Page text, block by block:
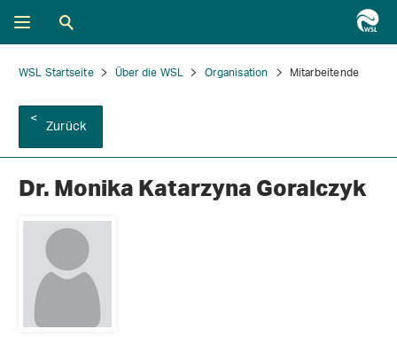
WSL Startseite Über die WSL Organisation Mitarbeitende
Zurück
Dr. Monika Katarzyna Goralczyk